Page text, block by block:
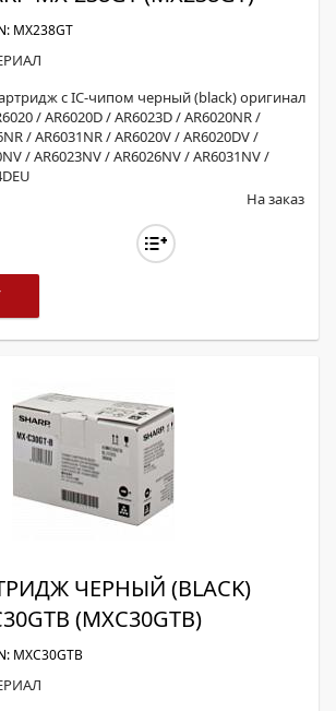
MX238GT
с IC-чипом черный (black) оригинал
/ AR6020D / AR6023D / AR6020NR /
/ AR6031NR / AR6020V / AR6020DV /
/ AR6023NV / AR6026NV / AR6031NV /
На заказ
ЧЕРНЫЙ (BLACK)
(MXC30GTB)
MXC30GTB